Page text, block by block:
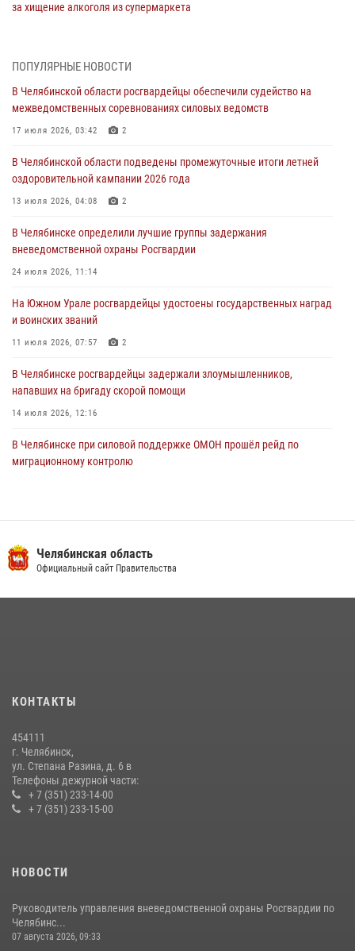
за хищение алкоголя из супермаркета
На Южном Урале спецназ Росгвардии провел военно-полевые
Росгвардейцы задержали трёх магазинных воров в Челябинске
На Южном Урале сотрудники Росгвардии задержали
подозреваемого в совершении убийства
В Челябинской области росгвардейцами по горячим следам
задержан подозреваемый в грабеже
ПОПУЛЯРНЫЕ НОВОСТИ
В Челябинской области росгвардейцы обеспечили судейство на
межведомственных соревнованиях силовых ведомств
17 июля 2026, 03:42 2
В Челябинской области подведены промежуточные итоги летней
оздоровительной кампании 2026 года
13 июля 2026, 04:08 2
В Челябинске определили лучшие группы задержания
вневедомственной охраны Росгвардии
24 июля 2026, 11:14
На Южном Урале росгвардейцы удостоены государственных наград
и воинских званий
11 июля 2026, 07:57 2
В Челябинске росгвардейцы задержали злоумышленников,
напавших на бригаду скорой помощи
14 июля 2026, 12:16
В Челябинске при силовой поддержке ОМОН прошёл рейд по
миграционному контролю
13 июля 2026, 03:02 5
14 июля 2026, 05:15
Челябинская область
Официальный сайт Правительства
КОНТАКТЫ
454111
г. Челябинск,
ул. Степана Разина, д. 6 в
Телефоны дежурной части:
+ 7 (351) 233-14-00
+ 7 (351) 233-15-00
НОВОСТИ
Руководитель управления вневедомственной охраны Росгвардии по
Челябинс...
07 августа 2026, 09:33